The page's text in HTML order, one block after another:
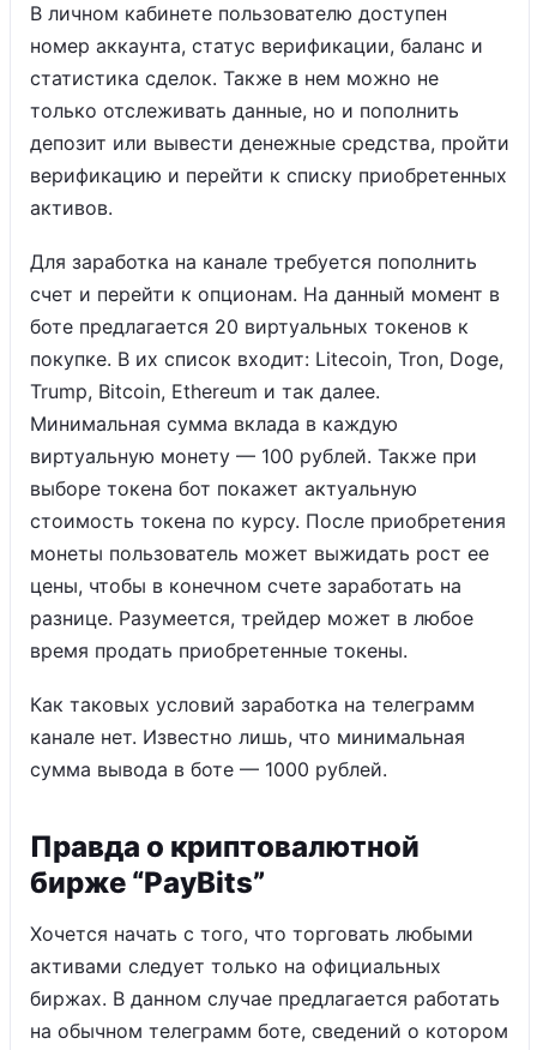
В личном кабинете пользователю доступен
номер аккаунта, статус верификации, баланс и
статистика сделок. Также в нем можно не
только отслеживать данные, но и пополнить
депозит или вывести денежные средства, пройти
верификацию и перейти к списку приобретенных
активов.
Для заработка на канале требуется пополнить
счет и перейти к опционам. На данный момент в
боте предлагается 20 виртуальных токенов к
покупке. В их список входит: Litecoin, Tron, Doge,
Trump, Bitcoin, Ethereum и так далее.
Минимальная сумма вклада в каждую
виртуальную монету — 100 рублей. Также при
выборе токена бот покажет актуальную
стоимость токена по курсу. После приобретения
монеты пользователь может выжидать рост ее
цены, чтобы в конечном счете заработать на
разнице. Разумеется, трейдер может в любое
время продать приобретенные токены.
Как таковых условий заработка на телеграмм
канале нет. Известно лишь, что минимальная
сумма вывода в боте — 1000 рублей.
Правда о криптовалютной
бирже “PayBits”
Хочется начать с того, что торговать любыми
активами следует только на официальных
биржах. В данном случае предлагается работать
на обычном телеграмм боте, сведений о котором